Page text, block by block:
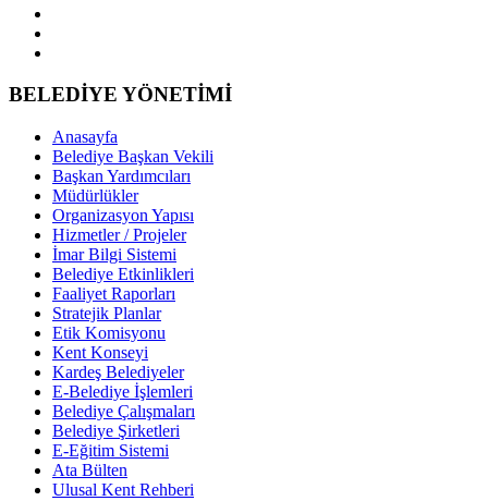
BELEDİYE YÖNETİMİ
Anasayfa
Belediye Başkan Vekili
Başkan Yardımcıları
Müdürlükler
Organizasyon Yapısı
Hizmetler / Projeler
İmar Bilgi Sistemi
Belediye Etkinlikleri
Faaliyet Raporları
Stratejik Planlar
Etik Komisyonu
Kent Konseyi
Kardeş Belediyeler
E-Belediye İşlemleri
Belediye Çalışmaları
Belediye Şirketleri
E-Eğitim Sistemi
Ata Bülten
Ulusal Kent Rehberi